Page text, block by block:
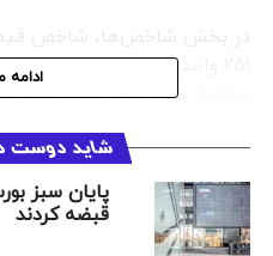
۲۵۱ واحدی همراه شد و
متعادل داشتند. در سوی دیگر
محدوده ۲۸
بیش از ۱۲ هزار میلیارد
۲۵۸ میلیون واحد رسید که
در این بازار است.
شاید دوست
پایان سبز
قبضه کردند